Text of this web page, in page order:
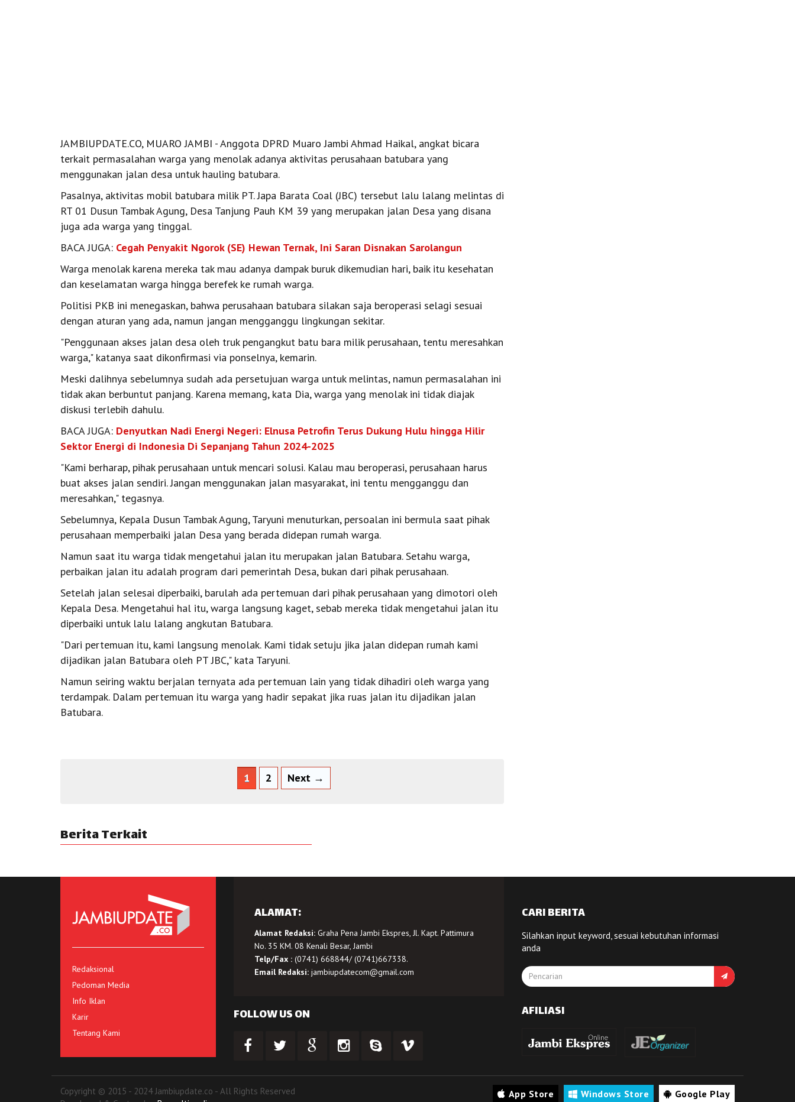
JAMBIUPDATE.CO, MUARO JAMBI - Anggota DPRD Muaro Jambi Ahmad Haikal, angkat bicara
terkait permasalahan warga yang menolak adanya aktivitas perusahaan batubara yang
menggunakan jalan desa untuk hauling batubara.
Pasalnya, aktivitas mobil batubara milik PT. Japa Barata Coal (JBC) tersebut lalu lalang melintas di
RT 01 Dusun Tambak Agung, Desa Tanjung Pauh KM 39 yang merupakan jalan Desa yang disana
juga ada warga yang tinggal.
BACA JUGA: Cegah Penyakit Ngorok (SE) Hewan Ternak, Ini Saran Disnakan Sarolangun
Warga menolak karena mereka tak mau adanya dampak buruk dikemudian hari, baik itu kesehatan
dan keselamatan warga hingga berefek ke rumah warga.
Politisi PKB ini menegaskan, bahwa perusahaan batubara silakan saja beroperasi selagi sesuai
dengan aturan yang ada, namun jangan mengganggu lingkungan sekitar.
"Penggunaan akses jalan desa oleh truk pengangkut batu bara milik perusahaan, tentu meresahkan
warga," katanya saat dikonfirmasi via ponselnya, kemarin.
Meski dalihnya sebelumnya sudah ada persetujuan warga untuk melintas, namun permasalahan ini
tidak akan berbuntut panjang. Karena memang, kata Dia, warga yang menolak ini tidak diajak
diskusi terlebih dahulu.
BACA JUGA: Denyutkan Nadi Energi Negeri: Elnusa Petrofin Terus Dukung Hulu hingga Hilir
Sektor Energi di Indonesia Di Sepanjang Tahun 2024-2025
"Kami berharap, pihak perusahaan untuk mencari solusi. Kalau mau beroperasi, perusahaan harus
buat akses jalan sendiri. Jangan menggunakan jalan masyarakat, ini tentu mengganggu dan
meresahkan," tegasnya.
Sebelumnya, Kepala Dusun Tambak Agung, Taryuni menuturkan, persoalan ini bermula saat pihak
perusahaan memperbaiki jalan Desa yang berada didepan rumah warga.
Namun saat itu warga tidak mengetahui jalan itu merupakan jalan Batubara. Setahu warga,
perbaikan jalan itu adalah program dari pemerintah Desa, bukan dari pihak perusahaan.
Setelah jalan selesai diperbaiki, barulah ada pertemuan dari pihak perusahaan yang dimotori oleh
Kepala Desa. Mengetahui hal itu, warga langsung kaget, sebab mereka tidak mengetahui jalan itu
diperbaiki untuk lalu lalang angkutan Batubara.
"Dari pertemuan itu, kami langsung menolak. Kami tidak setuju jika jalan didepan rumah kami
dijadikan jalan Batubara oleh PT JBC," kata Taryuni.
Namun seiring waktu berjalan ternyata ada pertemuan lain yang tidak dihadiri oleh warga yang
terdampak. Dalam pertemuan itu warga yang hadir sepakat jika ruas jalan itu dijadikan jalan
Batubara.
1 2 Next →
Berita Terkait
Redaksional
Pedoman Media
Info Iklan
Karir
Tentang Kami
ALAMAT:
Alamat Redaksi:Graha Pena Jambi Ekspres, Jl. Kapt. Pattimura
No. 35 KM. 08 Kenali Besar, Jambi
Telp/Fax :(0741) 668844/ (0741)667338.
Email Redaksi: jambiupdatecom@gmail.com
FOLLOW US ON
CARI BERITA
Silahkan input keyword, sesuai kebutuhan informasi
anda
AFILIASI
Copyright © 2015 - 2024 Jambiupdate.co - All Rights Reserved
App Store Windows Store Google Play